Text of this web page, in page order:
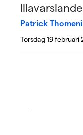
Patrick
Torsdag 19 februari